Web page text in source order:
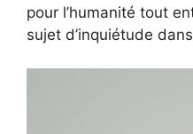
pour l’humanité tout
sujet d’inquiétude